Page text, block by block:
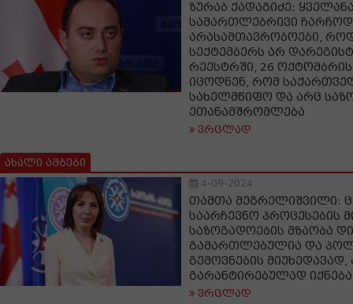
ზურაბ ქადაგიძე:
სამართლებრივი
არასამთავრობოები,
სექტემბერს არ
რეესტრში, 26
იცოდნენ, რომ
სახელმწიფო და არც
ეთანამშრომლება
ვრცლად
ახალი ამბები
4-09-2024
თამთა მეგრელიშვილი:
საარჩევნო პროცესების
საზოგადოების მზაობა
გამართლებულია და
გემოვნების
გარანტირებულად
ვრცლად